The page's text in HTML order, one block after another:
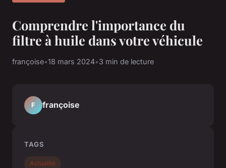
Comprendre l'importance du
filtre à huile dans votre véhicule
françoise•18 mars 2024•3 min de lecture
F françoise
TAGS
Actualité